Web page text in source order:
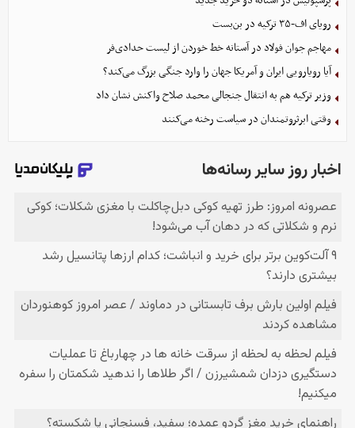
رویای اف-۳۵ ترکیه در بن‌بست
مهاجم جوان فولاد در آستانه خط خوردن از لیست حدادی‌فر
آیا رویارویی ایران و آمریکا جهان را وارد جنگی بزرگ می‌کند؟
وزیر ترکیه هم به انتقال جنجالی محمد صلاح واکنش نشان داد
وقتی ابرثروتمندان در سیاست رخنه می‌کنند